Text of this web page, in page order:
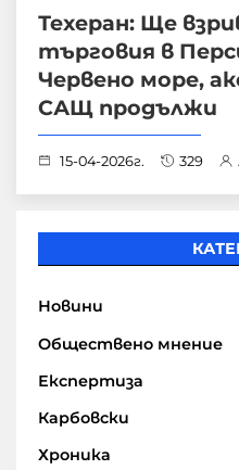
Техеран: Ще
търговия в
Червено море,
САЩ продължи
15-04-2026г. 329
Новини
Обществено мнение
Експертиза
Карбовски
Хроника